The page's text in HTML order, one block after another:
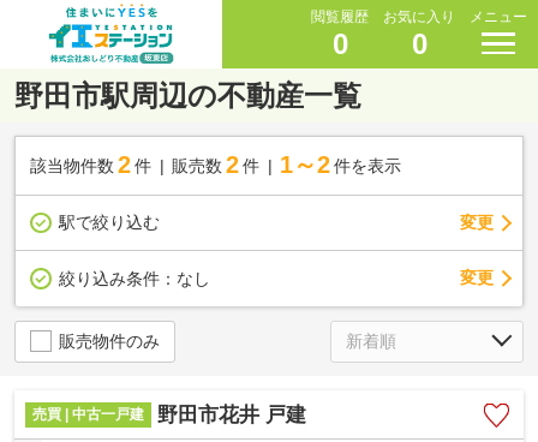
閲覧履歴
0
お気に入り
0
メニュー
野田市駅周辺の不動産一覧
該当物件数 2件 販売数 2 件 1～2 件を表示
駅で絞り込む 変更
絞り込み条件： なし 変更
販売物件のみ
売買 | 中古一戸建 野田市花井 戸建